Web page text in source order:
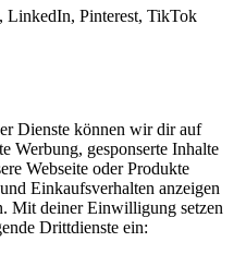
LinkedIn, Pinterest, TikTok
Dienste können wir dir auf
Werbung, gesponserte Inhalte
Webseite oder Produkte
Einkaufsverhalten anzeigen
Mit deiner Einwilligung setzen
Drittdienste ein: